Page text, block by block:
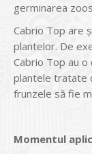
germinarea
Cabrio Top are
plantelor. De
Cabrio Top au o
plantele tratate
frunzele să fie
Momentul aplic